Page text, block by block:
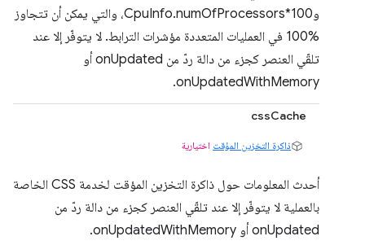
وCpuInfo.numOfProcessors*100، والتي يمكن أن تتجاوز
‎100% في العمليات المتعددة مؤشرات الترابط. لا يتوفّر إلا عند
تلقّي العنصر كجزء من دالة ردّ من onUpdated أو
onUpdatedWithMemory.
cssCache
ذاكرة التخزين المؤقت اختيارية
أحدث المعلومات حول ذاكرة التخزين المؤقت لخدمة CSS الخاصة
بالعملية لا يتوفّر إلا عند تلقّي العنصر كجزء من دالة ردّ من
onUpdated أو onUpdatedWithMemory.